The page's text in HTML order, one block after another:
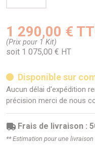
1 290,00 €
(Prix pour 1 Kit)
soit 1 075,00 € HT
Disponible sur
Aucun délai d'expédition
précision merci de nous
Frais de livraison :
** Estimation pour une